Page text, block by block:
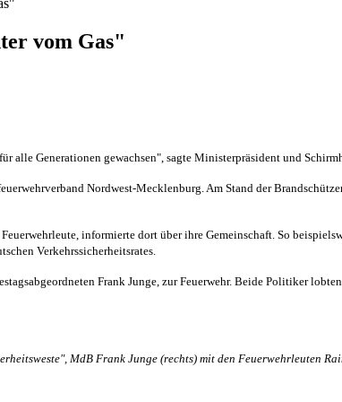
vom Gas"
alle Generationen gewachsen", sagte Ministerpräsident und
Nordwest-Mecklenburg. Am Stand der
informierte dort über ihre Gemeinschaft. So
Verkehrssicherheitsrates.
Frank Junge, zur Feuerwehr. Beide Politiker
MdB Frank Junge (rechts) mit den Feuerwehrleuten